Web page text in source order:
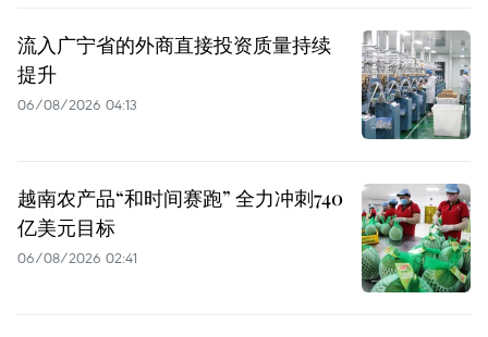
流入广宁省的外商直接投资质量持续
提升
06/08/2026 04:13
越南农产品“和时间赛跑” 全力冲刺740
亿美元目标
06/08/2026 02:41